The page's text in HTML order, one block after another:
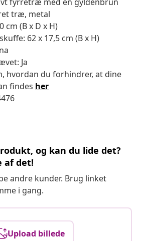
træ, metal
cm (B x D x H)
62 x 17,5 cm (B x H)
Ja
hvordan du forhindrer, at dine
findes her
og kan du lide det?
af det!
andre kunder. Brug linket
i gang.
Upload billede